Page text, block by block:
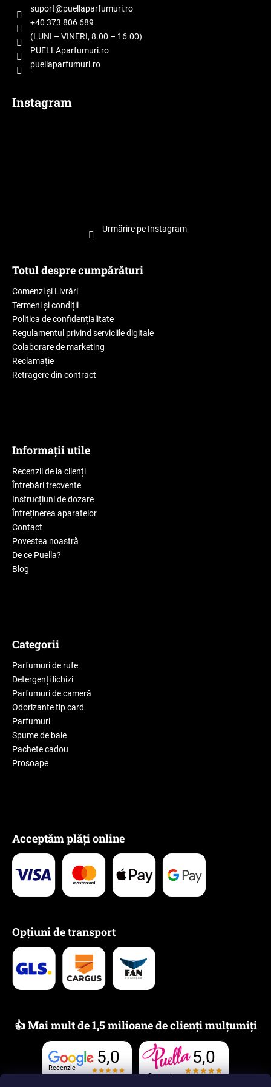
suport@puellaparfumuri.ro
+40 373 806 689
(LUNI – VINERI, 8.00 – 16.00)
PUELLAparfumuri.ro
puellaparfumuri.ro
Instagram
Urmărire pe Instagram
Totul despre cumpărături
Comenzi și Livrări
Termeni și condiții
Politica de confidențialitate
Regulamentul privind serviciile digitale
Colaborare de marketing
Reclamație
Retragere din contract
Informații utile
Recenzii de la clienți
Întrebări frecvente
Instrucțiuni de dozare
Întreținerea aparatelor
Contact
Povestea noastră
De ce Puella?
Blog
Categorii
Parfumuri de rufe
Detergenți lichizi
Parfumuri de cameră
Odorizante tip card
Parfumuri
Spume de baie
Pachete cadou
Prosoape
Acceptăm plăți online
Opțiuni de transport
👍 Mai mult de 1,5 milioane de clienți mulțumiți
Recenzie
5,0
Recenzie
5,0